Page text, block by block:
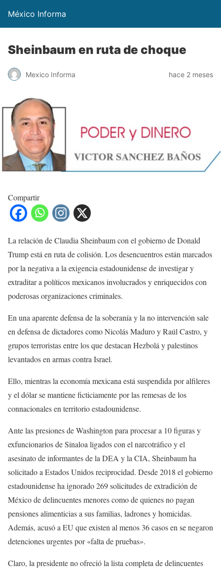
México Informa
Sheinbaum en ruta de choque
Mexico Informa hace 2 meses
Compartir
La relación de Claudia Sheinbaum con el gobierno de Donald
Trump está en ruta de colisión. Los desencuentros están marcados
por la negativa a la exigencia estadounidense de investigar y
extraditar a políticos mexicanos involucrados y enriquecidos con
poderosas organizaciones criminales.
En una aparente defensa de la soberanía y la no intervención sale
en defensa de dictadores como Nicolás Maduro y Raúl Castro, y
grupos terroristas entre los que destacan Hezbolá y palestinos
levantados en armas contra Israel.
Ello, mientras la economía mexicana está suspendida por alfileres
y el dólar se mantiene ficticiamente por las remesas de los
connacionales en territorio estadounidense.
Ante las presiones de Washington para procesar a 10 figuras y
exfuncionarios de Sinaloa ligados con el narcotráfico y el
asesinato de informantes de la DEA y la CIA, Sheinbaum ha
solicitado a Estados Unidos reciprocidad. Desde 2018 el gobierno
estadounidense ha ignorado 269 solicitudes de extradición de
México de delincuentes menores como de quienes no pagan
pensiones alimenticias a sus familias, ladrones y homicidas.
Además, acusó a EU que existen al menos 36 casos en se negaron
detenciones urgentes por «falta de pruebas».
Claro, la presidente no ofreció la lista completa de delincuentes